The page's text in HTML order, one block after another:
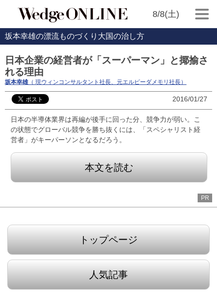
8/8(土)
坂本幸雄の漂流ものづくり大国の治し方
日本企業の経営者が「スーパーマン」と揶揄さ
れる理由
坂本幸雄（ 現ウィンコンサルタント社長、元エルピーダメモリ社長）
2016/01/27
日本の半導体業界は再編が後手に回った分、競争力が弱い。こ
の状態でグローバル競争を勝ち抜くには、「スペシャリスト経
営者」がキーパーソンとなるだろう。
本文を読む
PR
トップページ
人気記事